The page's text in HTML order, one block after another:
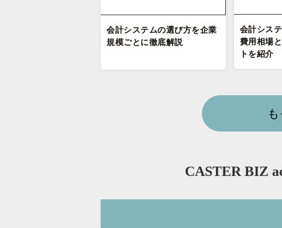
会計システムの選び方を企業
規模ごとに徹底解説
会計シス
費用相場
トを紹介
CASTER BIZ